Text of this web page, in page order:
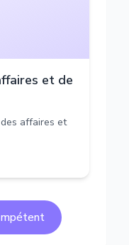
et de
affaires et